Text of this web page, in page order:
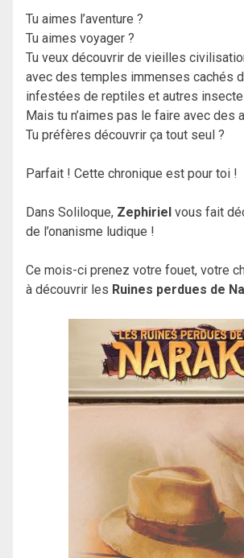
Tu aimes l’aventure ?
Tu aimes voyager ?
Tu veux découvrir de vieilles
avec des temples immenses cachés
infestées de reptiles et autres
Mais tu n’aimes pas le faire avec des
Tu préfères découvrir ça tout seul ?
Parfait ! Cette chronique est pour toi !
Dans Soliloque, Zephiriel vous fait
de l’onanisme ludique !
Ce mois-ci prenez votre fouet, votre
à découvrir les Ruines perdues de